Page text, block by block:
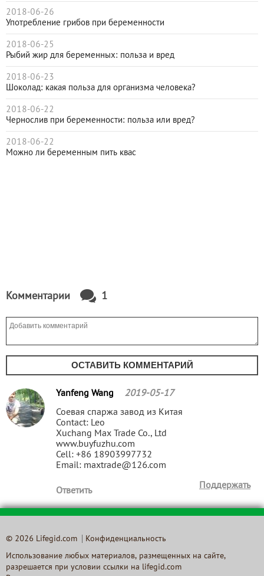
2018-06-26
Употребление грибов при беременности
2018-06-25
Рыбий жир для беременных: польза и вред
2018-06-23
Шоколад: какая польза для организма человека?
2018-06-22
Чернослив при беременности: польза или вред?
2018-06-22
Можно ли беременным пить квас
Комментарии 1
ОСТАВИТЬ КОММЕНТАРИЙ
Yanfeng Wang 2019-05-17
Соевая спаржа завод из Китая
Contact: Leo
Xuchang Max Trade Co., Ltd
www.buyfuzhu.com
Cell: +86 18903997732
Email: maxtrade@126.com
Ответить
Поддержать
© 2026 Lifegid.com Конфиденциальность
Использование любых материалов, размещенных на сайте,
разрешается при условии ссылки на lifegid.com